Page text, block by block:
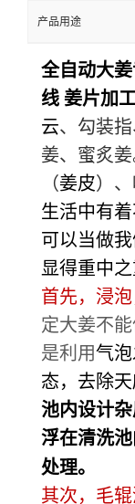
产品用途
全自动大
线 姜片加
云、勾装
姜、蜜炙
（姜皮）
生活中有
可以当做
显得重中
首先，浸泡
定大姜不
是利用气
态，去除天
池内设计
浮在清洗
处理。
其次，毛